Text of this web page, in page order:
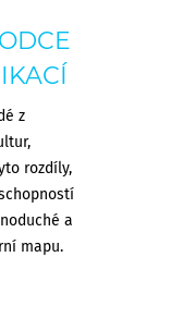
z
rozdíly,
a
mapu.